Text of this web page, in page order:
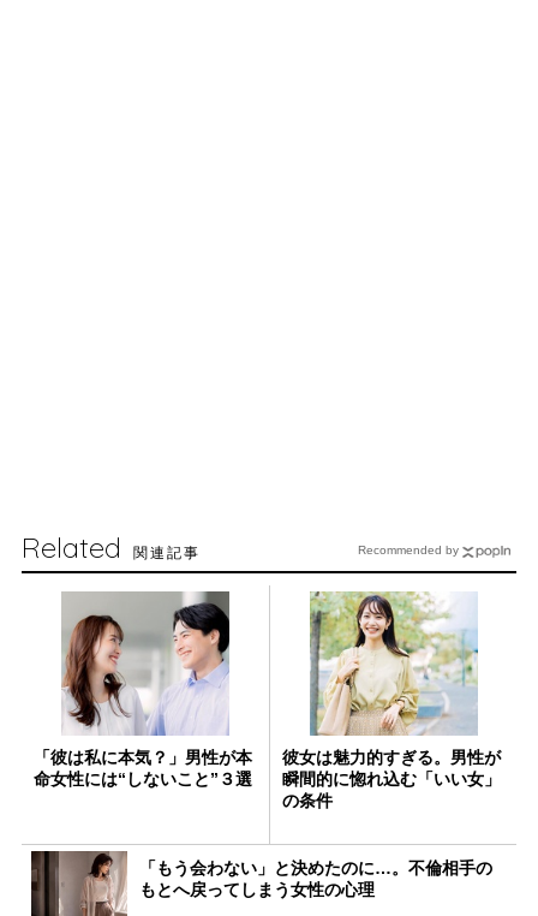
Related 関連記事
「彼は私に本気？」男性が本
命女性には“しないこと”３選
彼女は魅力的すぎる。男性が
瞬間的に惚れ込む「いい女」
の条件
「もう会わない」と決めたのに…。不倫相手の
もとへ戻ってしまう女性の心理
Recommended by